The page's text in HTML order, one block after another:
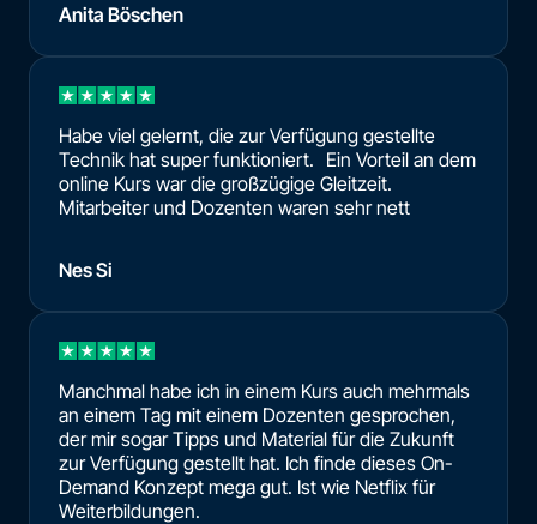
Anita Böschen
Habe viel gelernt, die zur Verfügung gestellte
Technik hat super funktioniert. Ein Vorteil an dem
online Kurs war die großzügige Gleitzeit.
Mitarbeiter und Dozenten waren sehr nett
Nes Si
Manchmal habe ich in einem Kurs auch mehrmals
an einem Tag mit einem Dozenten gesprochen,
der mir sogar Tipps und Material für die Zukunft
zur Verfügung gestellt hat. Ich finde dieses On-
Demand Konzept mega gut. Ist wie Netflix für
Weiterbildungen.